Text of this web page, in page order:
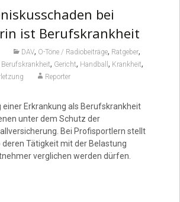
bei
ist Berufskrankheit
DAV, O-Töne / Radiobeiträge, Ratgeber,
Berufskrankheit, Gericht, Handball , Krankheit,
Reporter
einer Erkrankung als Berufskrankheit
unter dem Schutz der
Bei Profisportlern stellt
deren Tätigkeit mit der Belastung
verglichen werden dürfen.